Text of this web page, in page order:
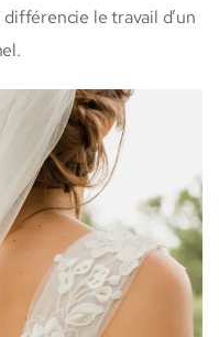
le travail d’un